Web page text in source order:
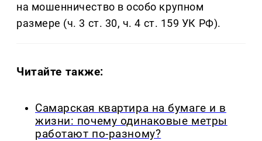
на мошенничество в особо крупном
размере (ч. 3 ст. 30, ч. 4 ст. 159 УК РФ).
Читайте также:
Самарская квартира на бумаге и в
жизни: почему одинаковые метры
работают по-разному?